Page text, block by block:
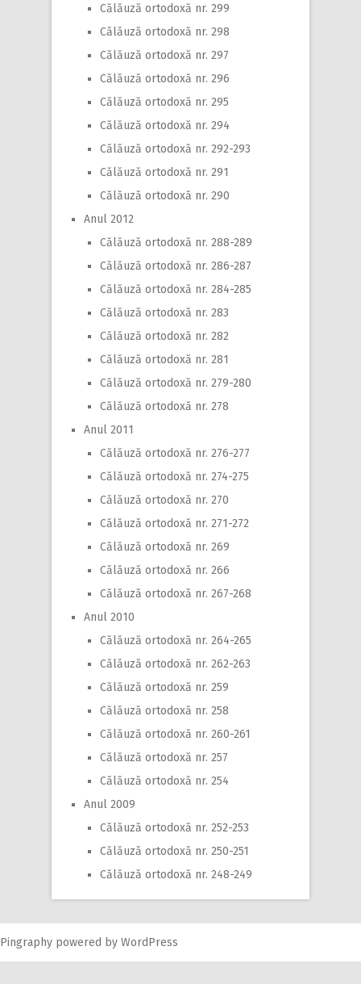
Călăuză ortodoxă nr. 299
Călăuză ortodoxă nr. 298
Călăuză ortodoxă nr. 297
Călăuză ortodoxă nr. 296
Călăuză ortodoxă nr. 295
Călăuză ortodoxă nr. 294
Călăuză ortodoxă nr. 292-293
Călăuză ortodoxă nr. 291
Călăuză ortodoxă nr. 290
Anul 2012
Călăuză ortodoxă nr. 288-289
Călăuză ortodoxă nr. 286-287
Călăuză ortodoxă nr. 284-285
Călăuză ortodoxă nr. 283
Călăuză ortodoxă nr. 282
Călăuză ortodoxă nr. 281
Călăuză ortodoxă nr. 279-280
Călăuză ortodoxă nr. 278
Anul 2011
Călăuză ortodoxă nr. 276-277
Călăuză ortodoxă nr. 274-275
Călăuză ortodoxă nr. 270
Călăuză ortodoxă nr. 271-272
Călăuză ortodoxă nr. 269
Călăuză ortodoxă nr. 266
Călăuză ortodoxă nr. 267-268
Anul 2010
Călăuză ortodoxă nr. 264-265
Călăuză ortodoxă nr. 262-263
Călăuză ortodoxă nr. 259
Călăuză ortodoxă nr. 258
Călăuză ortodoxă nr. 260-261
Călăuză ortodoxă nr. 257
Călăuză ortodoxă nr. 254
Anul 2009
Călăuză ortodoxă nr. 252-253
Călăuză ortodoxă nr. 250-251
Călăuză ortodoxă nr. 248-249
Pingraphy powered by WordPress